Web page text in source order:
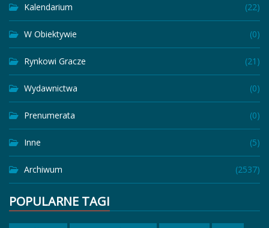
Kalendarium (22)
W Obiektywie (0)
Rynkowi Gracze (21)
Wydawnictwa (0)
Prenumerata (0)
Inne (5)
Archiwum (2537)
POPULARNE TAGI